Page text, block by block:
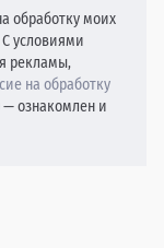
обработку моих
условиями
рекламы,
на обработку
— ознакомлен и